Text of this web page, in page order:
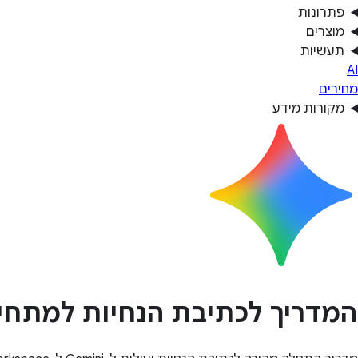
פתרונות
מוצרים
תעשיות
AI
מחירים
מקורות מידע
המדריך לכתיבת הנחיות